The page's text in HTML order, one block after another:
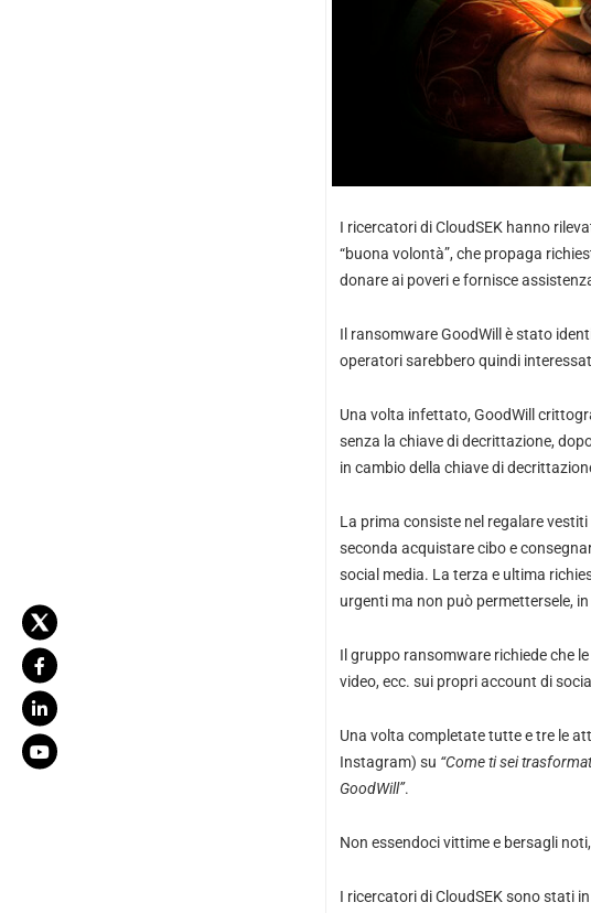
I ricercatori di CloudSEK hanno
“buona volontà”, che propaga
donare ai poveri e fornisce
Il ransomware GoodWill è stato
operatori sarebbero quindi
Una volta infettato, GoodWill
senza la chiave di decrittazione,
in cambio della chiave di
La prima consiste nel regalare
seconda acquistare cibo e
social media. La terza e ultima
urgenti ma non può permettersele,
Il gruppo ransomware richiede che
video, ecc. sui propri account di
Una volta completate tutte e tre le
Instagram) su “Come ti sei
GoodWill”.
Non essendoci vittime e bersagli
I ricercatori di CloudSEK sono stati